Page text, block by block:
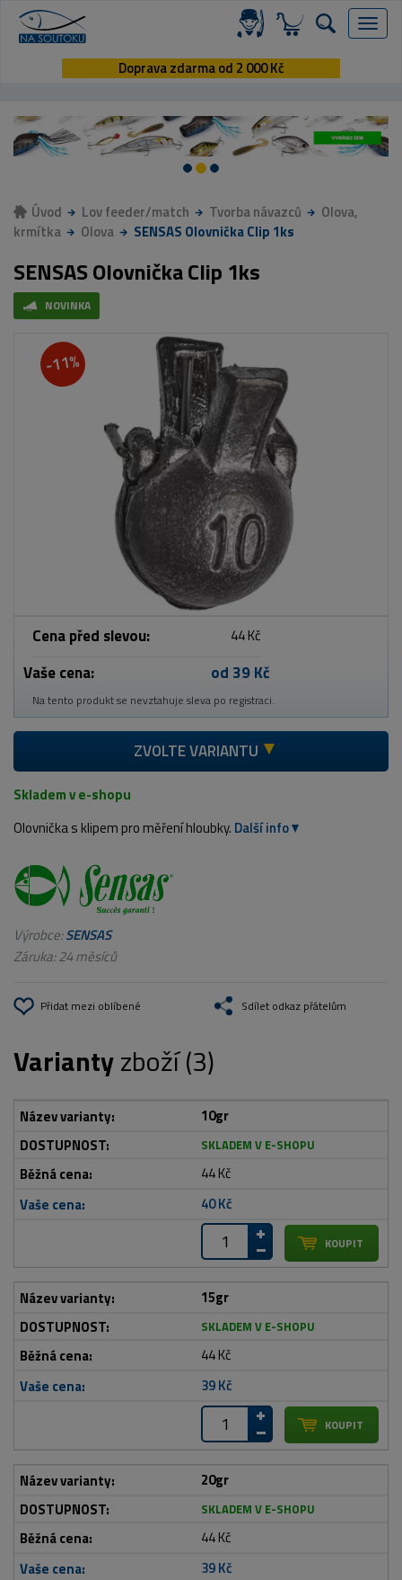
Menu
Doprava zdarma od 2 000 Kč
Úvod Lov feeder/match Tvorba návazců
Olova,
krmítka
Olova SENSAS Olovnička Clip 1ks
SENSAS Olovnička Clip 1ks
NOVINKA
-11%
Cena před slevou: 44 Kč
Vaše cena: od 39 Kč
Na tento produkt se nevztahuje sleva po registraci.
ZVOLTE VARIANTU
Skladem v e-shopu
Olovnička s klipem pro měření hloubky. Další info
Výrobce:SENSAS
Záruka: 24 měsíců
Přidat mezi oblíbené Sdílet odkaz přátelům
Variantyzboží (3)
10gr
SKLADEM V E-SHOPU
44 Kč
40 Kč
15gr
SKLADEM V E-SHOPU
44 Kč
39 Kč
20gr
SKLADEM V E-SHOPU
44 Kč
39 Kč